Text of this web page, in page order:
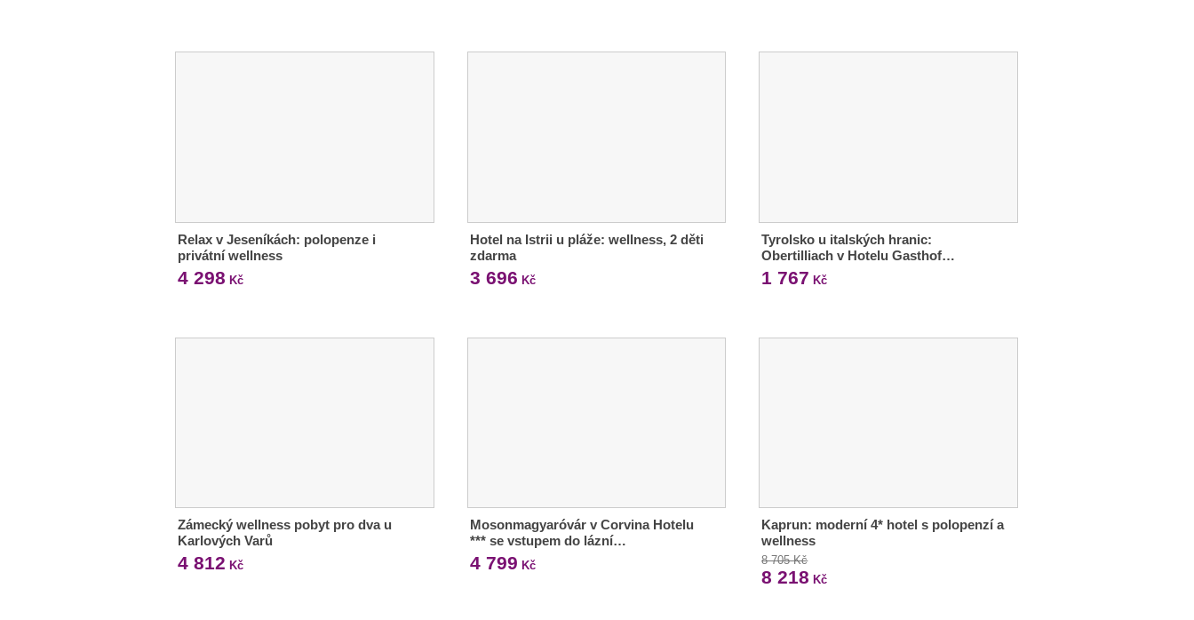
Relax v Jeseníkách: polopenze i
privátní wellness
4 298 Kč
Hotel na Istrii u pláže: wellness, 2 děti
zdarma
3 696 Kč
Tyrolsko u italských hranic:
Obertilliach v Hotelu Gasthof…
1 767 Kč
Zámecký wellness pobyt pro dva u
Karlových Varů
4 812 Kč
Mosonmagyaróvár v Corvina Hotelu
*** se vstupem do lázní…
4 799 Kč
Kaprun: moderní 4* hotel s polopenzí a
wellness
8 705 Kč
8 218 Kč